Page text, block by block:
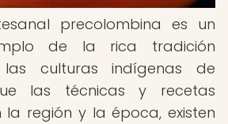
precolombina es un
de la rica tradición
culturas indígenas de
las técnicas y recetas
región y la época, existen